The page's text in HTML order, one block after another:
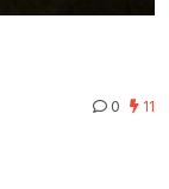
0 11